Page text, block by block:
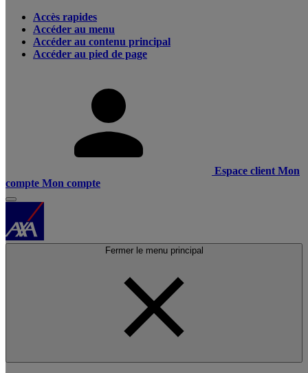
Accès rapides
Accéder au menu
Accéder au contenu principal
Accéder au pied de page
Espace client Mon
compte Mon compte
Fermer le menu principal